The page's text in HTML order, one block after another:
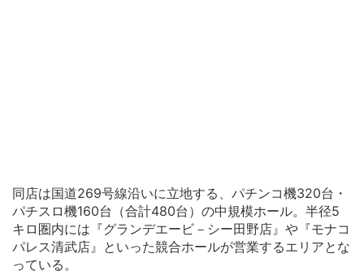
同店は国道269号線沿いに立地する、パチンコ機320台・
パチスロ機160台（合計480台）の中規模ホール。半径5
キロ圏内には『グランデエービ－シー田野店』や『モナコ
パレス清武店』といった競合ホールが営業するエリアとな
っている。